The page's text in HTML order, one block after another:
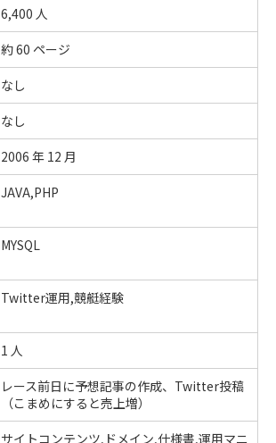
6,400 人
約 60 ページ
なし
なし
2006 年 12 月
JAVA,PHP
MYSQL
Twitter運用,競艇経験
1 人
レース前日に予想記事の作成、Twitter投稿
（こまめにすると売上増）
サイトコンテンツ,ドメイン,仕様書,運用マニ